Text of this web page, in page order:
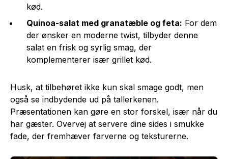
kød.
Quinoa-salat med granatæble og feta: For dem
der ønsker en moderne twist, tilbyder denne
salat en frisk og syrlig smag, der
komplementerer især grillet kød.
Husk, at tilbehøret ikke kun skal smage godt, men
også se indbydende ud på tallerkenen.
Præsentationen kan gøre en stor forskel, især når du
har gæster. Overvej at servere dine sides i smukke
fade, der fremhæver farverne og teksturerne.